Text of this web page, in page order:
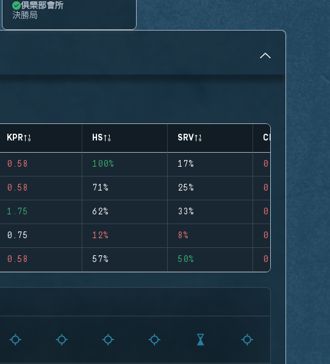
俱樂部會所
決勝局
KPR HS SRV CLUTCHES
0.58 100% 17% 0
0.58 71% 25% 0
1.75 62% 33% 0
0.75 12% 8% 0
0.58 57% 50% 0